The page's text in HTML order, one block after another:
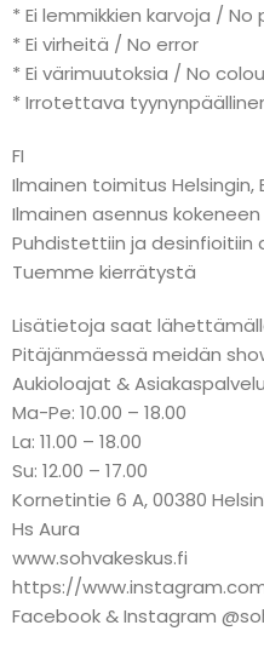
* Ei lemmikkien karvoja / No
* Ei virheitä / No error
* Ei värimuutoksia / No
* Irrotettava
FI
Ilmainen toimitus
Ilmainen asennus
Puhdistettiin ja desinfioitiin
Tuemme kierrätystä
Lisätietoja saat
Pitäjänmäessä meidän
Aukioloajat &
Ma-Pe: 10.00 – 18.00
La: 11.00 – 18.00
Su: 12.00 – 17.00
Kornetintie 6 A, 00380
Hs Aura
www.sohvakeskus.fi
https://
Facebook & Instagram